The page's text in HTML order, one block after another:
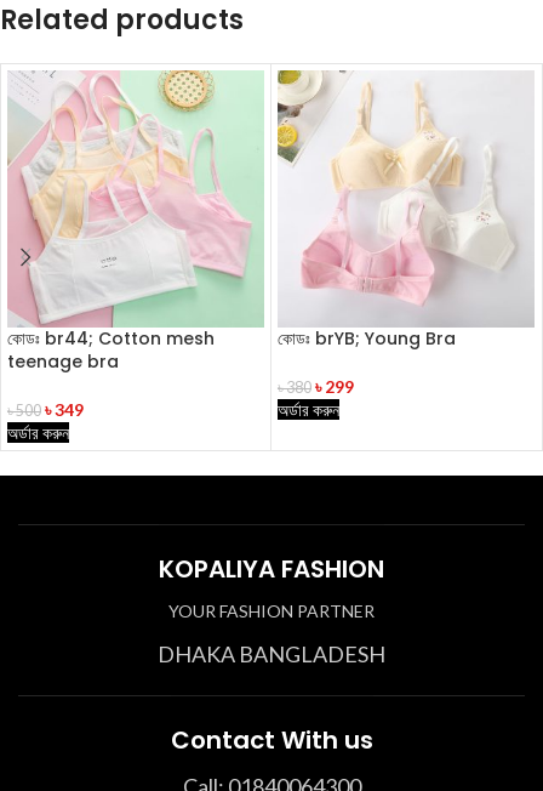
Related products
কোডঃ br44; Cotton mesh
teenage bra
৳500 ৳349
অর্ডার করুন
কোডঃ brYB; Young Bra
৳380 ৳299
অর্ডার করুন
KOPALIYA FASHION
YOUR FASHION PARTNER
DHAKA BANGLADESH
Contact With us